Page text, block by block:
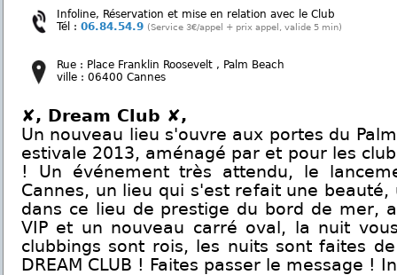
Infoline, Réservation et mise en relation avec le Club
Tél : 06.84.54.9 (Service 3€/appel + prix appel, valide 5 min)
Rue : Place Franklin Roosevelt , Palm Beach
ville : 06400 Cannes
✘, Dream Club ✘,
Un nouveau lieu s'ouvre aux portes du
estivale 2013, aménagé par et pour les
! Un événement très attendu, le
Cannes, un lieu qui s'est refait une
dans ce lieu de prestige du bord de mer,
VIP et un nouveau carré oval, la nuit
clubbings sont rois, les nuits sont faites
DREAM CLUB ! Faites passer le message !